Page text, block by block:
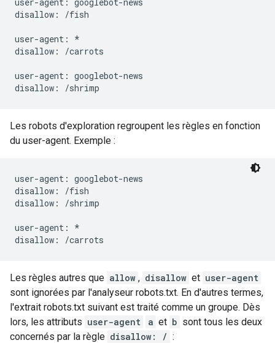
disallow: /fish
user-agent: *
disallow: /carrots
user-agent: googlebot-news
Les robots d'exploration regroupent les règles en fonction
du user-agent. Exemple :
user-agent: googlebot-news
disallow: /fish
disallow: /shrimp
user-agent: *
Les règles autres que allow , disallow et user-agent
sont ignorées par l'analyseur robots.txt. En d'autres termes,
l'extrait robots.txt suivant est traité comme un groupe. Dès
lors, les attributs user-agent a et b sont tous les deux
concernés par la règle disallow: / :